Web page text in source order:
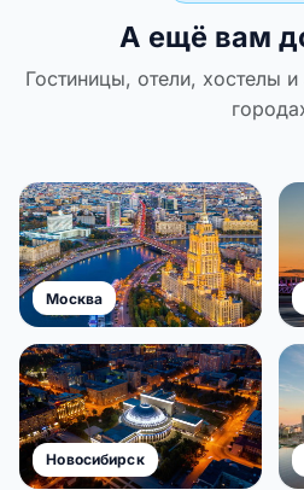
Новосибирск
Казань